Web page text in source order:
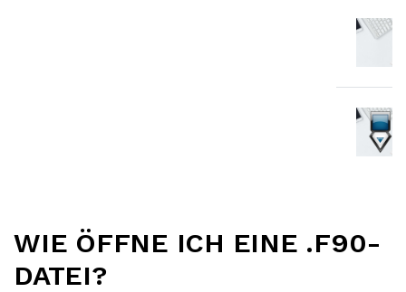
WIE ÖFFNE ICH EINE .F90-
DATEI?